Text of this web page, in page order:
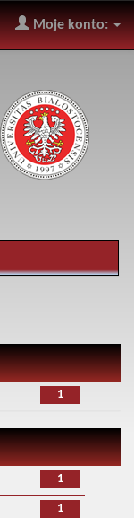
Moje konto:
1
1
1